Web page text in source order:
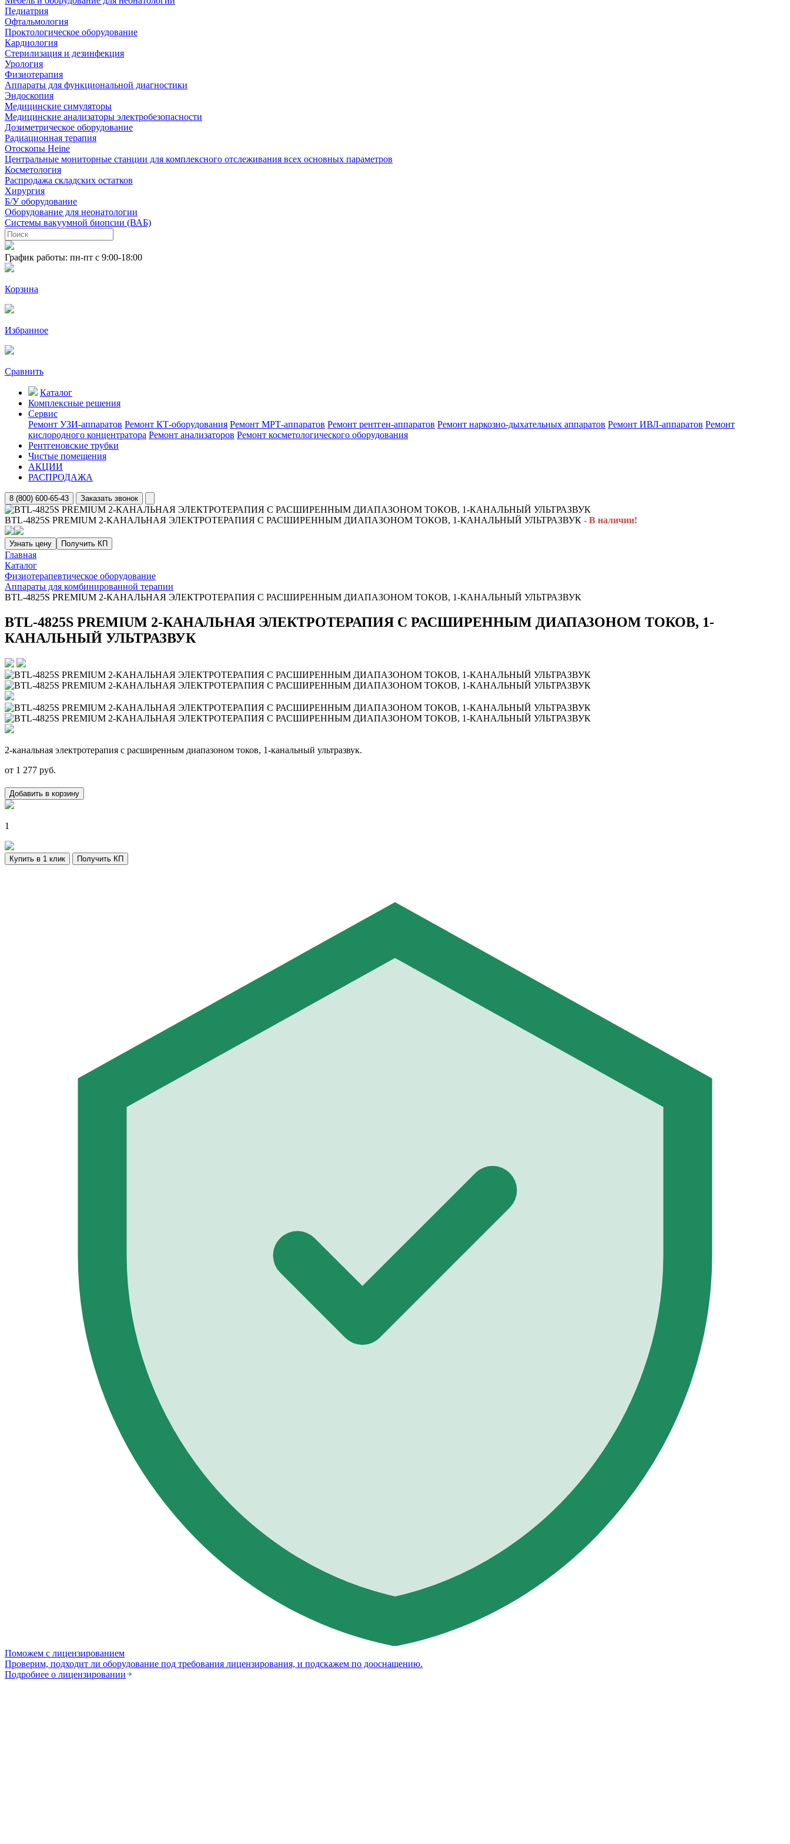
Педиатрия
Офтальмология
Проктологическое оборудование
Кардиология
Стерилизация и дезинфекция
Урология
Физиотерапия
Аппараты для функциональной диагностики
Эндоскопия
Медицинские симуляторы
Медицинские анализаторы электробезопасности
Дозиметрическое оборудование
Радиационная терапия
Отоскопы Heine
Центральные мониторные станции для комплексного отслеживания всех основных параметров
Косметология
Распродажа складских остатков
Хирургия
Б/У оборудование
Оборудование для неонатологии
Системы вакуумной биопсии (ВАБ)
График работы: пн-пт с 9:00-18:00
Корзина
Избранное
Сравнить
Каталог
Комплексные решения
Сервис
Ремонт УЗИ-аппаратов Ремонт КТ-оборудования Ремонт МРТ-аппаратов Ремонт рентген-аппаратов Ремонт наркозно-дыхательных аппаратов Ремонт ИВЛ-аппаратов Ремонт
кислородного концентратора Ремонт анализаторов Ремонт косметологического оборудования
Рентгеновские трубки
Чистые помещения
АКЦИИ
РАСПРОДАЖА
8 (800) 600-65-43 Заказать звонок
BTL-4825S PREMIUM 2-КАНАЛЬНАЯ ЭЛЕКТРОТЕРАПИЯ С РАСШИРЕННЫМ ДИАПАЗОНОМ ТОКОВ, 1-КАНАЛЬНЫЙ УЛЬТРАЗВУК - В наличии!
Узнать цену Получить КП
Главная
Каталог
Физиотерапевтическое оборудование
Аппараты для комбинированной терапии
BTL-4825S PREMIUM 2-КАНАЛЬНАЯ ЭЛЕКТРОТЕРАПИЯ С РАСШИРЕННЫМ ДИАПАЗОНОМ ТОКОВ, 1-КАНАЛЬНЫЙ УЛЬТРАЗВУК
BTL-4825S PREMIUM 2-КАНАЛЬНАЯ ЭЛЕКТРОТЕРАПИЯ С РАСШИРЕННЫМ ДИАПАЗОНОМ ТОКОВ, 1-
КАНАЛЬНЫЙ УЛЬТРАЗВУК
2-канальная электротерапия с расширенным диапазоном токов, 1-канальный ультразвук.
от 1 277 руб.
Добавить в корзину
1
Купить в 1 клик Получить КП
Поможем с лицензированием
Проверим, подходит ли оборудование под требования лицензирования, и подскажем по дооснащению.
Подробнее о лицензировании